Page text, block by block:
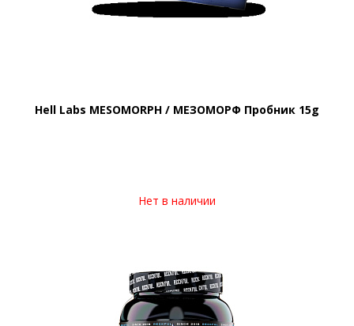
Hell Labs MESOMORPH / МЕЗОМОРФ Пробник 15g
Нет в наличии